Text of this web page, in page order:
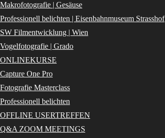
Makrofotografie | Gesäuse
Professionell belichten | Eisenbahnmuseum Strasshof
SW Filmentwicklung | Wien
Vogelfotografie | Grado
ONLINEKURSE
Capture One Pro
Fotografie Masterclass
Professionell belichten
OFFLINE USERTREFFEN
Q&A ZOOM MEETINGS